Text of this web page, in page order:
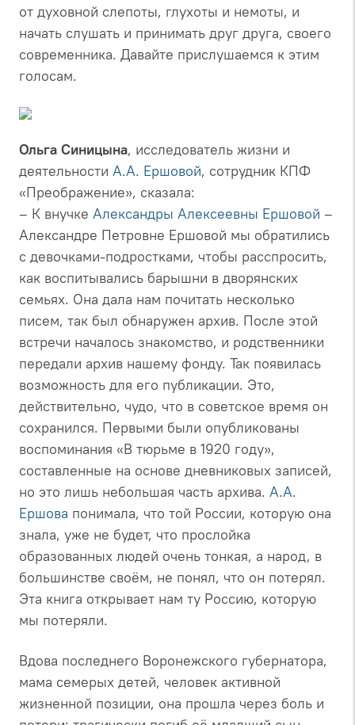
от духовной слепоты, глухоты и немоты, и
начать слушать и принимать друг друга, своего
современника. Давайте прислушаемся к этим
голосам.
Ольга Синицына, исследователь жизни и
деятельности А.А. Ершовой, сотрудник КПФ
«Преображение», сказала:
– К внучке Александры Алексеевны Ершовой –
Александре Петровне Ершовой мы обратились
с девочками-подростками, чтобы расспросить,
как воспитывались барышни в дворянских
семьях. Она дала нам почитать несколько
писем, так был обнаружен архив. После этой
встречи началось знакомство, и родственники
передали архив нашему фонду. Так появилась
возможность для его публикации. Это,
действительно, чудо, что в советское время он
сохранился. Первыми были опубликованы
воспоминания «В тюрьме в 1920 году»,
составленные на основе дневниковых записей,
но это лишь небольшая часть архива. А.А.
Ершова понимала, что той России, которую она
знала, уже не будет, что прослойка
образованных людей очень тонкая, а народ, в
большинстве своём, не понял, что он потерял.
Эта книга открывает нам ту Россию, которую
мы потеряли.
Вдова последнего Воронежского губернатора,
мама семерых детей, человек активной
жизненной позиции, она прошла через боль и